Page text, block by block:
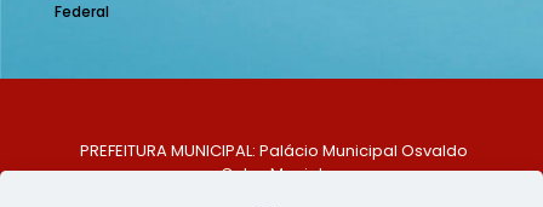
Federal
PREFEITURA MUNICIPAL: Palácio Municipal Osvaldo
Celso Maciel